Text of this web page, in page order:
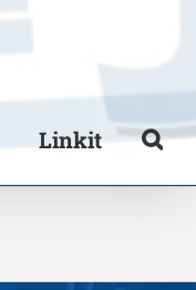
Linkit